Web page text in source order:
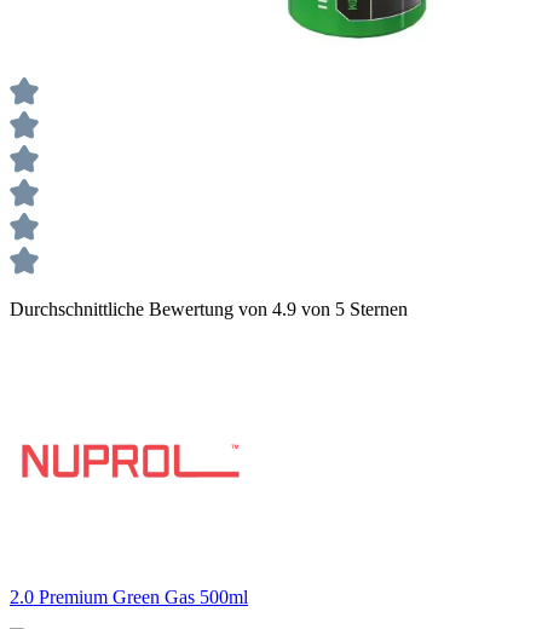
Durchschnittliche Bewertung von 4.9 von 5 Sternen
2.0 Premium Green Gas 500ml